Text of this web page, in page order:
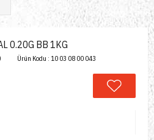
0.20G BB 1KG
Ürün Kodu : 10 03 08 00 043